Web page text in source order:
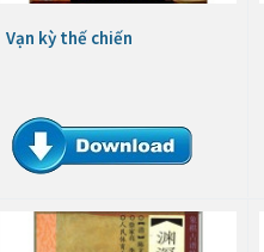
Vạn kỳ thế chiến